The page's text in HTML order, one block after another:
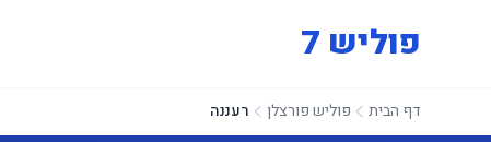
פוליש 7
דף הבית פוליש פורצלן רעננה